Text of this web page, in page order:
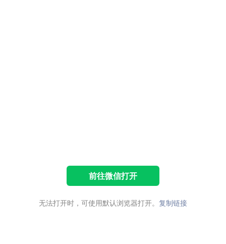
前往微信打开
无法打开时，可使用默认浏览器打开。 复制链接